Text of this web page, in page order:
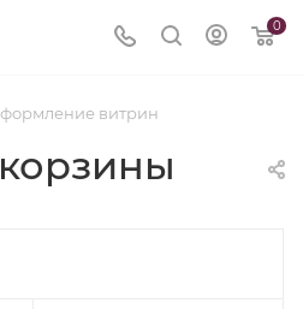
0
витрин